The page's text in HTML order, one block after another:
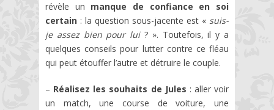
révèle un manque de confiance en soi
certain : la question sous-jacente est « suis-
je assez bien pour lui? ». Toutefois, il y a
quelques conseils pour lutter contre ce fléau
qui peut étouffer l’autre et détruire le couple.
– Réalisez les souhaits de Jules : aller voir
un match, une course de voiture, une